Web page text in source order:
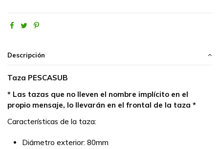
Descripción
Taza PESCASUB
* Las tazas que no lleven el nombre implícito en el
propio mensaje, lo llevarán en el frontal de la taza *
Características de la taza:
Diámetro exterior: 80mm